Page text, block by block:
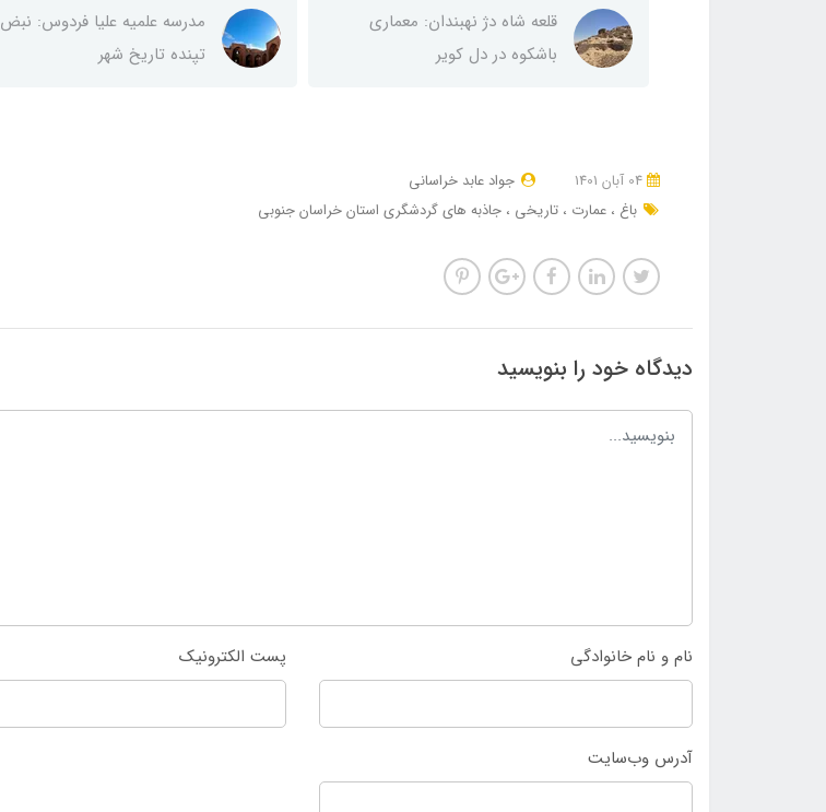
قلعه شاه دژ نهبندان: معماری
باشکوه در دل کویر
مدرسه علمیه علیا فردوس: نبض
تپنده تاریخ شهر
جواد عابد خراسانی
باغ
عمارت تاریخی جاذبه های گردشگری استان خراسان جنوبی
دیدگاه خود را بنویسید
نام و نام خانوادگی پست الکترونیک
آدرس وب‌سایت